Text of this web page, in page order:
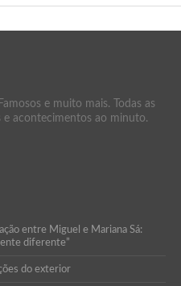
e muito mais. Todas as
acontecimentos ao minuto.
entre Miguel e Mariana Sá:
diferente”
do exterior